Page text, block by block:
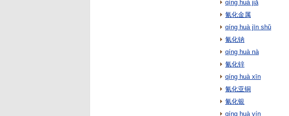
qíng huà jiǎ
氰化金属
qíng huà jīn shǔ
氰化钠
qíng huà nà
氰化锌
qíng huà xīn
氰化亚铜
氰化银
qíng huà yín